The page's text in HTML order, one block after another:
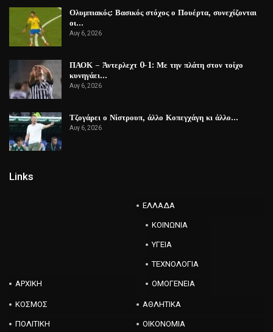
Ολυμπιακός: Βασικός στόχος ο Πουέρτα, συνεχίζονται
οι…
Αυγ 6, 2026
ΠΑΟΚ – Άντερλεχτ 0-1: Με την πλάτη στον τοίχο
κυνηγάει…
Αυγ 6, 2026
Τζογάρει ο Νίστρουπ, άλλο Κοπεγχάγη κι άλλο…
Αυγ 6, 2026
Links
ΑΡΧΙΚΗ
ΕΛΛΑΔΑ
ΚΟΙΝΩΝΙΑ
ΥΓΕΙΑ
ΤΕΧΝΟΛΟΓΙΑ
ΟΜΟΓΕΝΕΙΑ
ΚΟΣΜΟΣ ΑΘΛΗΤΙΚΑ
ΠΟΛΙΤΙΚΗ ΟΙΚΟΝΟΜΙΑ